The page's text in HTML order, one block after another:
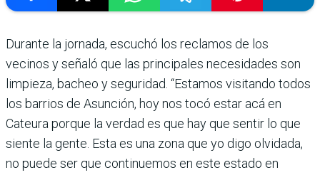
Durante la jornada, escuchó los reclamos de los
vecinos y señaló que las principales necesidades son
limpieza, bacheo y seguridad. “Estamos visitando todos
los barrios de Asunción, hoy nos tocó estar acá en
Cateura porque la verdad es que hay que sentir lo que
siente la gente. Esta es una zona que yo digo olvidada,
no puede ser que continuemos en este estado en